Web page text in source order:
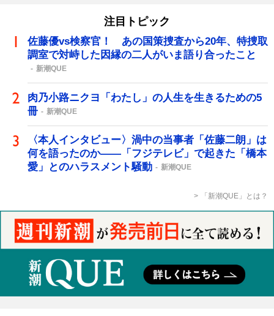
注目トピック
佐藤優vs検察官！ あの国策捜査から20年、特捜取
調室で対峙した因縁の二人がいま語り合ったこと
新潮QUE
肉乃小路ニクヨ「わたし」の人生を生きるための5
冊
新潮QUE
〈本人インタビュー〉渦中の当事者「佐藤二朗」は
何を語ったのか――「フジテレビ」で起きた「橋本
愛」とのハラスメント騒動
新潮QUE
「新潮QUE」とは？